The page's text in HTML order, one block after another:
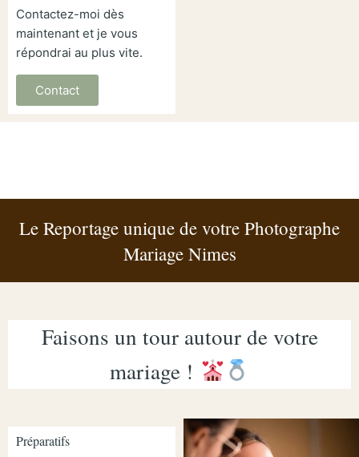
Contactez-moi dès
maintenant et je vous
répondrai au plus vite.
Contact
Le Reportage unique de votre Photographe
Mariage Nimes
Faisons un tour autour de votre
mariage !
Préparatifs